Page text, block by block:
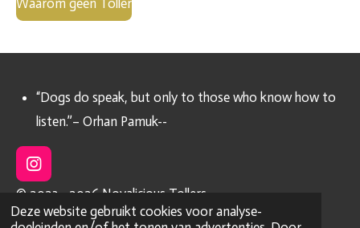
Deze website gebruikt cookies voor analyse-
“Dogs do speak, but only to those who know how to
listen.”– Orhan Pamuk--
I
n
t
© 2023 - 2026 Novalicious Tollers
Powered byJouwWeb